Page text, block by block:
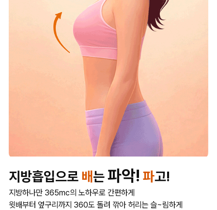
지방흡입으로 배는파악! 파고!
지방하나만 365mc의 노하우로 간편하게
윗배부터 옆구리까지 360도 돌려 깎아 허리는 슬~림하게